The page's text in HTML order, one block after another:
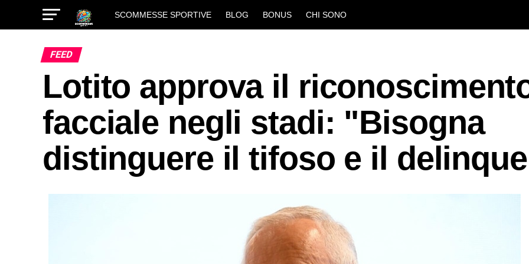
SCOMMESSE SPORTIVE BLOG BONUS CHI SONO
FEED
Lotito approva il
facciale negli stadi: "Bisogna
distinguere il tifoso e il